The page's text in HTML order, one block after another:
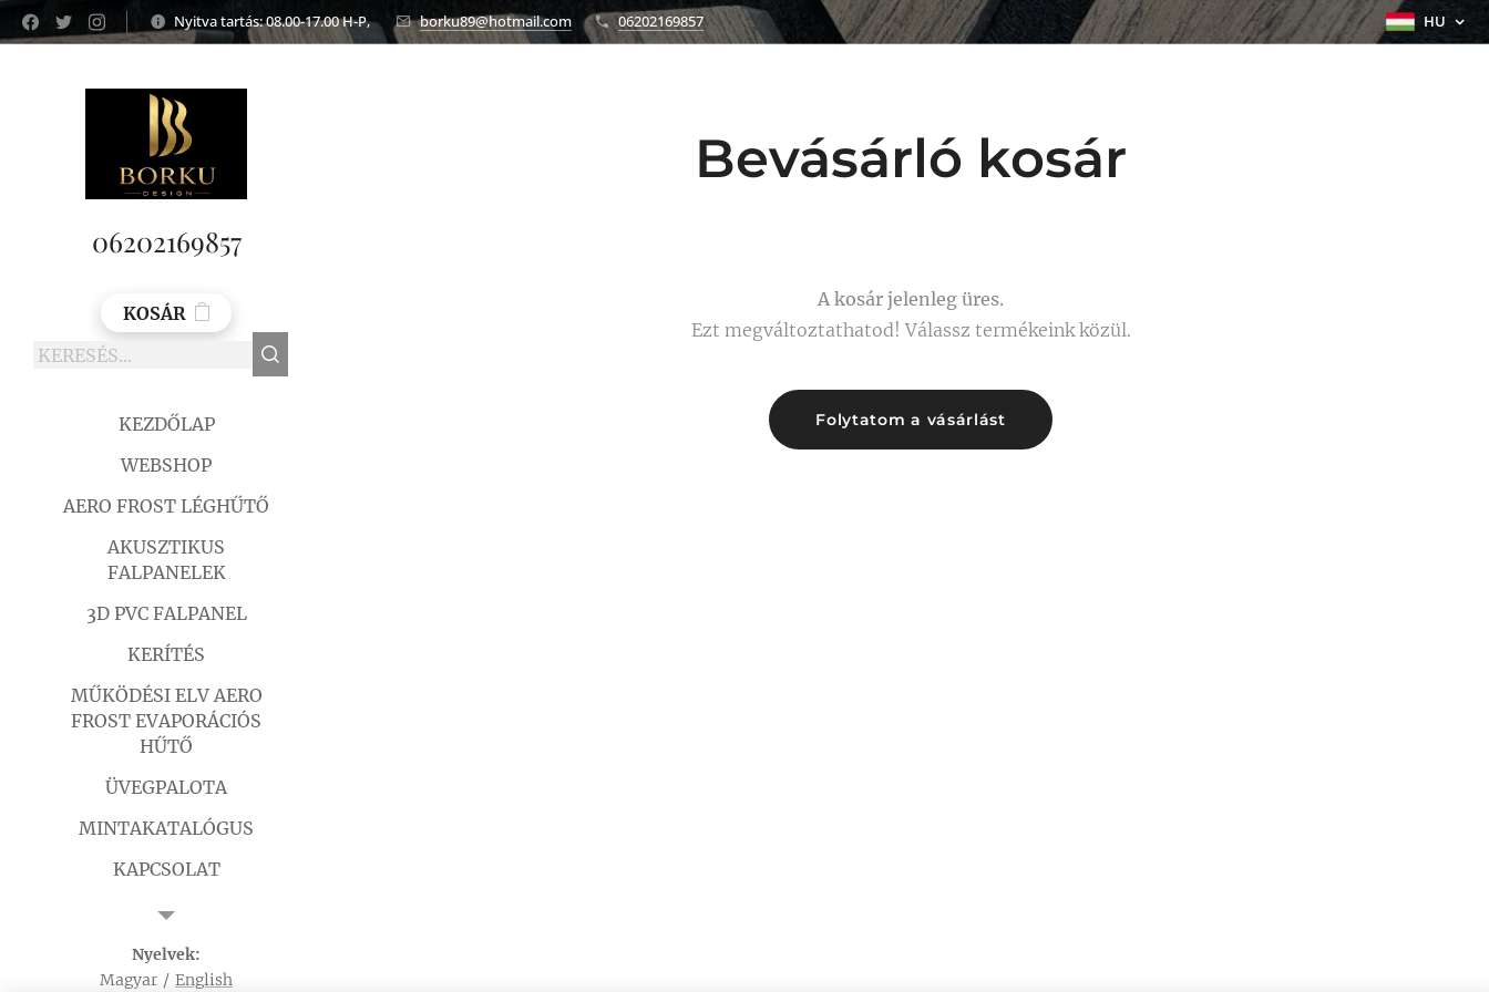
Nyitva tartás: 08.00-17.00 H-P, borku89@hotmail.com 06202169857 HU
06202169857
KOSÁR
KEZDŐLAP
WEBSHOP
AERO FROST LÉGHŰTŐ
AKUSZTIKUS
FALPANELEK
3D PVC FALPANEL
KERÍTÉS
MŰKÖDÉSI ELV AERO
FROST EVAPORÁCIÓS
HŰTŐ
ÜVEGPALOTA
MINTAKATALÓGUS
KAPCSOLAT
LETÖLTÉSEK
ADATVÉDELMI
SZABÁLYZAT
Bevásárló kosár
A kosár jelenleg üres.
Ezt megváltoztathatod! Válassz termékeink közül.
Folytatom a vásárlást
Nyelvek
Magyar
English